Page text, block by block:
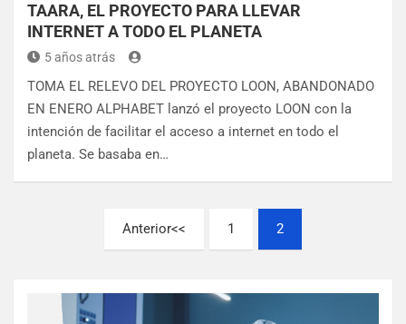
TAARA, EL PROYECTO PARA LLEVAR
INTERNET A TODO EL PLANETA
5 años atrás
TOMA EL RELEVO DEL PROYECTO LOON, ABANDONADO
EN ENERO ALPHABET lanzó el proyecto LOON con la
intención de facilitar el acceso a internet en todo el
planeta. Se basaba en…
Anterior 1 2